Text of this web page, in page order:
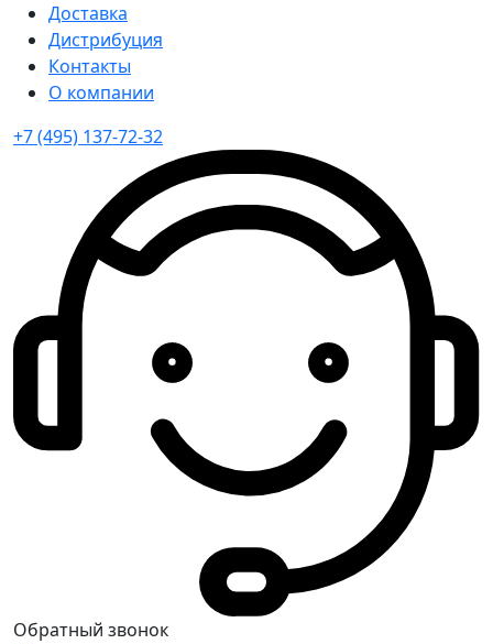
Доставка
Дистрибуция
Контакты
О компании
+7 (495) 137-72-32
Обратный звонок